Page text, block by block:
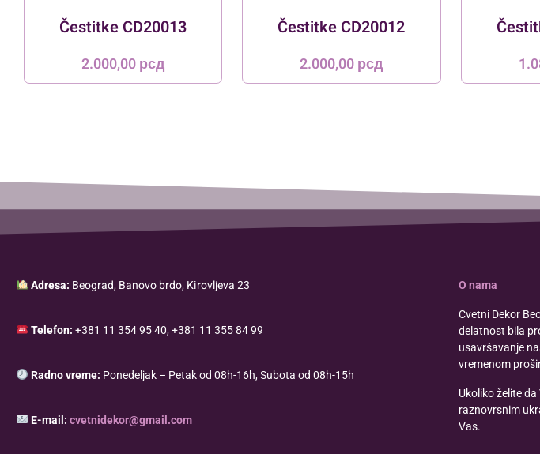
Čestitke CD20013
2.000,00рсд
Čestitke CD20012
2.000,00рсд
Adresa: Beograd, Banovo brdo, Kirovljeva 23
Telefon: +381 11 354 95 40, +381 11 355 84 99
Radno vreme: Ponedeljak – Petak od 08h-16h, Subota od 08h-15h
E-mail: cvetnidekor@gmail.com
O nama
Cvetni Dekor
delatnost bila
usavršavanje
vremenom
Ukoliko želite
raznovrsnim
Vas.